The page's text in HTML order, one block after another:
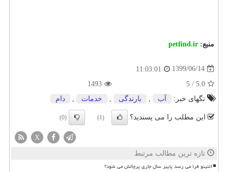
منبع: petfind.ir
1399/06/14
11:03:01
5.0
/
5
1493
تگهای خبر:
آب بارندگی خدمات دام
این مطلب را می پسندید؟ (1)
(0)
X
تازه ترین مطالب مرتبط
النینو فرا می رسد پاییز سال جاری پرچالش می شود؟